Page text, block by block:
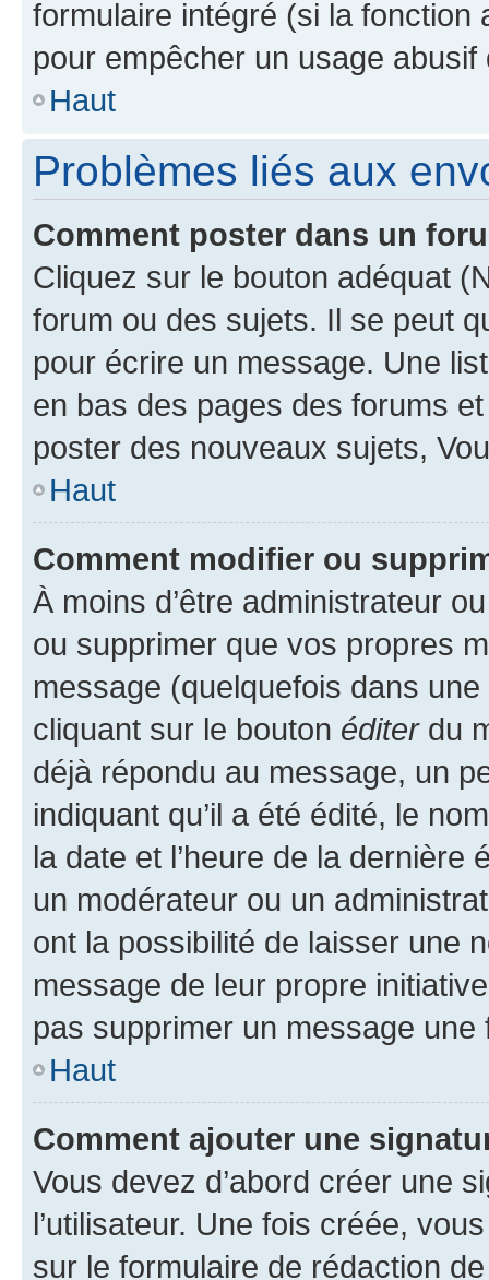
formulaire intégré (si la fonction
pour empêcher un usage
Haut
Problèmes liés aux
Comment poster dans un
Cliquez sur le bouton adéquat
forum ou des sujets. Il se peut
pour écrire un message. Une
en bas des pages des forums
poster des nouveaux sujets,
Haut
Comment modifier ou
À moins d’être administrateur
ou supprimer que vos propres
message (quelquefois dans
cliquant sur le bouton éditerdu
déjà répondu au message, un
indiquant qu’il a été édité, le
la date et l’heure de la dernière
un modérateur ou un
ont la possibilité de laisser une
message de leur propre
pas supprimer un message une
Haut
Comment ajouter une
Vous devez d’abord créer une
l’utilisateur. Une fois créée,
sur le formulaire de rédaction